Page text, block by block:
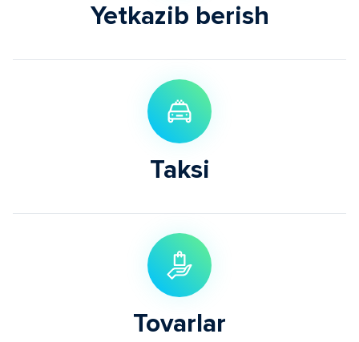
Yetkazib berish
Taksi
Tovarlar